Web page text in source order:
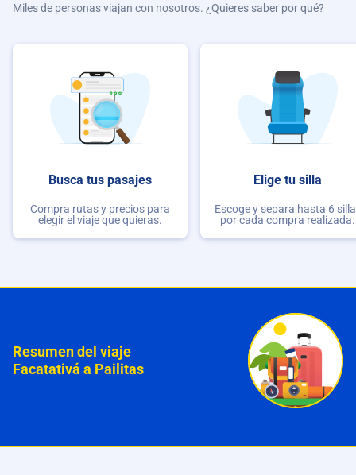
Miles de personas viajan con nosotros. ¿Quieres saber por qué?
Busca tus pasajes
Compra rutas y precios para
elegir el viaje que quieras.
Elige tu silla
Escoge y separa hasta 6
por cada compra realizada.
Resumen del viaje
Facatativá a Pailitas